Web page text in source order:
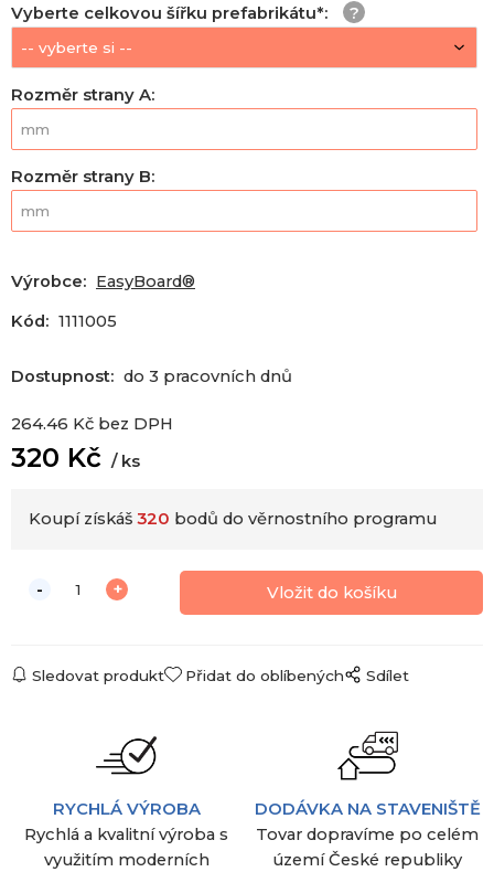
Vyberte celkovou šířku prefabrikátu*:
Rozměr strany A:
Rozměr strany B:
Výrobce: EasyBoard®
Kód: 1111005
Dostupnost: do 3 pracovních dnů
264.46 Kč bez DPH
320 Kč ks
Koupí získáš 320 bodů do věrnostního programu
Sledovat produkt Přidat do oblíbených Sdílet
RYCHLÁ VÝROBA
Rychlá a kvalitní výroba s
využitím moderních
DODÁVKA NA STAVENIŠTĚ
Tovar dopravíme po celém
území České republiky